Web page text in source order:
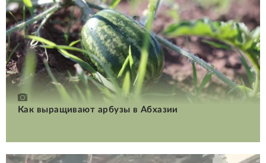
Как выращивают арбузы в Абхазии